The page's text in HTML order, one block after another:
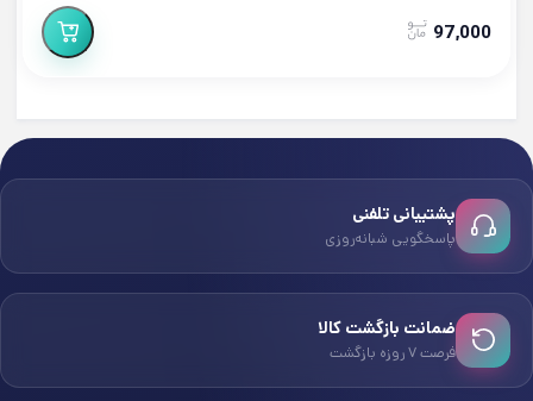
97,000
پشتیبانی تلفنی
پاسخگویی شبانه‌روزی
ضمانت بازگشت کالا
فرصت ۷ روزه بازگشت